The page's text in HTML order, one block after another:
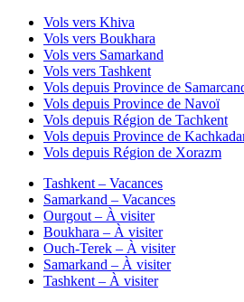
Vols vers Khiva
Vols vers Boukhara
Vols vers Samarkand
Vols vers Tashkent
Vols depuis Province de
Vols depuis Province de Navoï
Vols depuis Région de Tachkent
Vols depuis Province de
Vols depuis Région de Xorazm
Tashkent – Vacances
Samarkand – Vacances
Ourgout – À visiter
Boukhara – À visiter
Ouch-Terek – À visiter
Samarkand – À visiter
Tashkent – À visiter